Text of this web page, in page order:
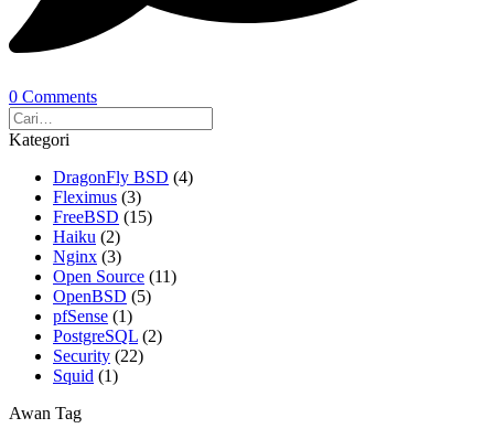
0 Comments
Kategori
DragonFly BSD (4)
Fleximus (3)
FreeBSD (15)
Haiku (2)
Nginx (3)
Open Source (11)
OpenBSD (5)
pfSense (1)
PostgreSQL (2)
Security (22)
Squid (1)
Awan Tag